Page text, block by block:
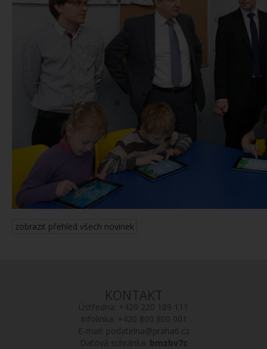
zobrazit přehled všech novinek
KONTAKT
Ústředna: +420 220 189 111
Infolinka: +420 800 800 001
E-mail: podatelna@praha6.cz
Datová schránka: bmzbv7c